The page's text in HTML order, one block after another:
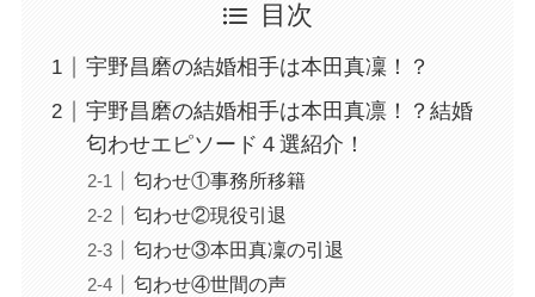
目次
宇野昌磨の結婚相手は本田真凜！？
宇野昌磨の結婚相手は本田真凛！？結婚
匂わせエピソード４選紹介！
匂わせ①事務所移籍
匂わせ②現役引退
匂わせ③本田真凜の引退
匂わせ④世間の声